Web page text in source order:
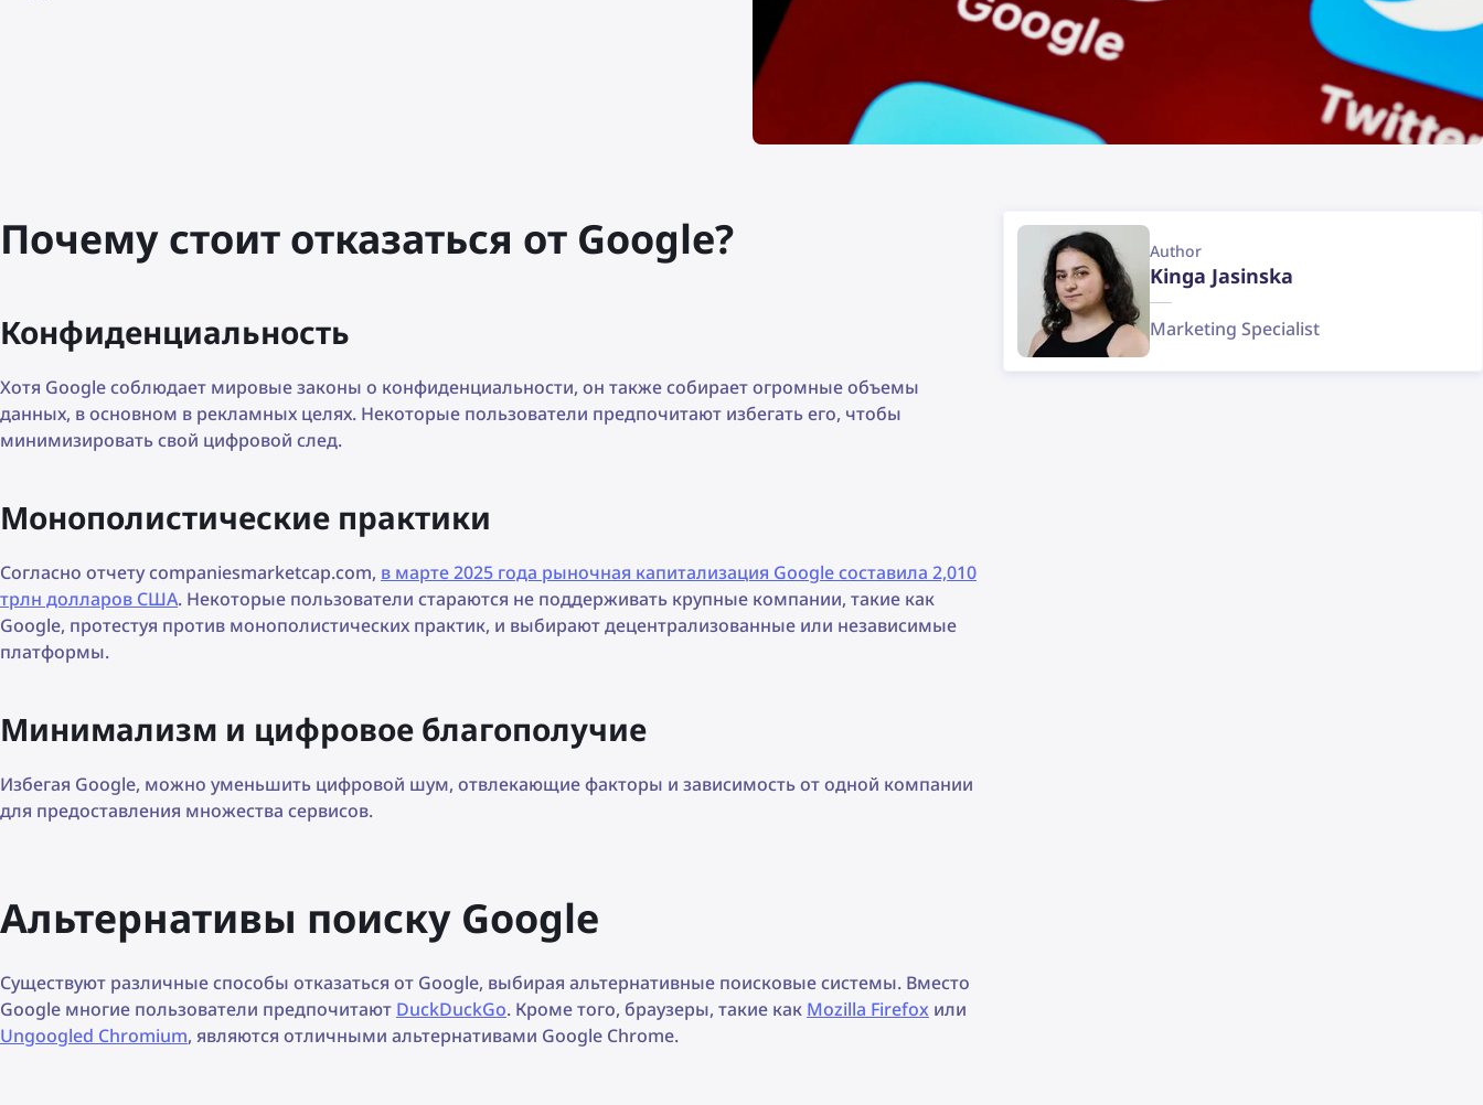
Почему стоит отказаться от Google?
Конфиденциальность
Хотя Google соблюдает мировые законы о конфиденциальности, он также собирает огромные объемы
данных, в основном в рекламных целях. Некоторые пользователи предпочитают избегать его, чтобы
минимизировать свой цифровой след.
Монополистические практики
Согласно отчету companiesmarketcap.com, в марте 2025 года рыночная капитализация Google составила 2,010
трлн долларов США. Некоторые пользователи стараются не поддерживать крупные компании, такие как
Google, протестуя против монополистических практик, и выбирают децентрализованные или независимые
платформы.
Минимализм и цифровое благополучие
Избегая Google, можно уменьшить цифровой шум, отвлекающие факторы и зависимость от одной компании
для предоставления множества сервисов.
Альтернативы поиску Google
Существуют различные способы отказаться от Google, выбирая альтернативные поисковые системы. Вместо
Google многие пользователи предпочитают DuckDuckGo. Кроме того, браузеры, такие как Mozilla Firefox или
Ungoogled Chromium, являются отличными альтернативами Google Chrome.
Author
Kinga Jasinska
Marketing Specialist